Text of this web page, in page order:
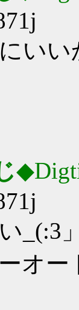
いい
_(:3」
オー